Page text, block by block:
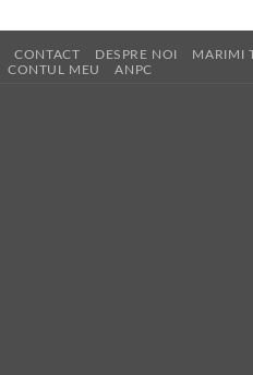
CONTACT DESPRE NOI
MARIMI
CONTUL MEU ANPC